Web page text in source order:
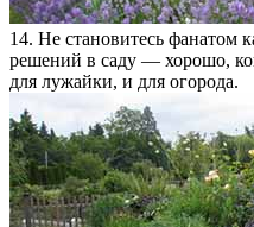
14. Не становитесь фанатом
решений в саду — хорошо,
для лужайки, и для огорода.